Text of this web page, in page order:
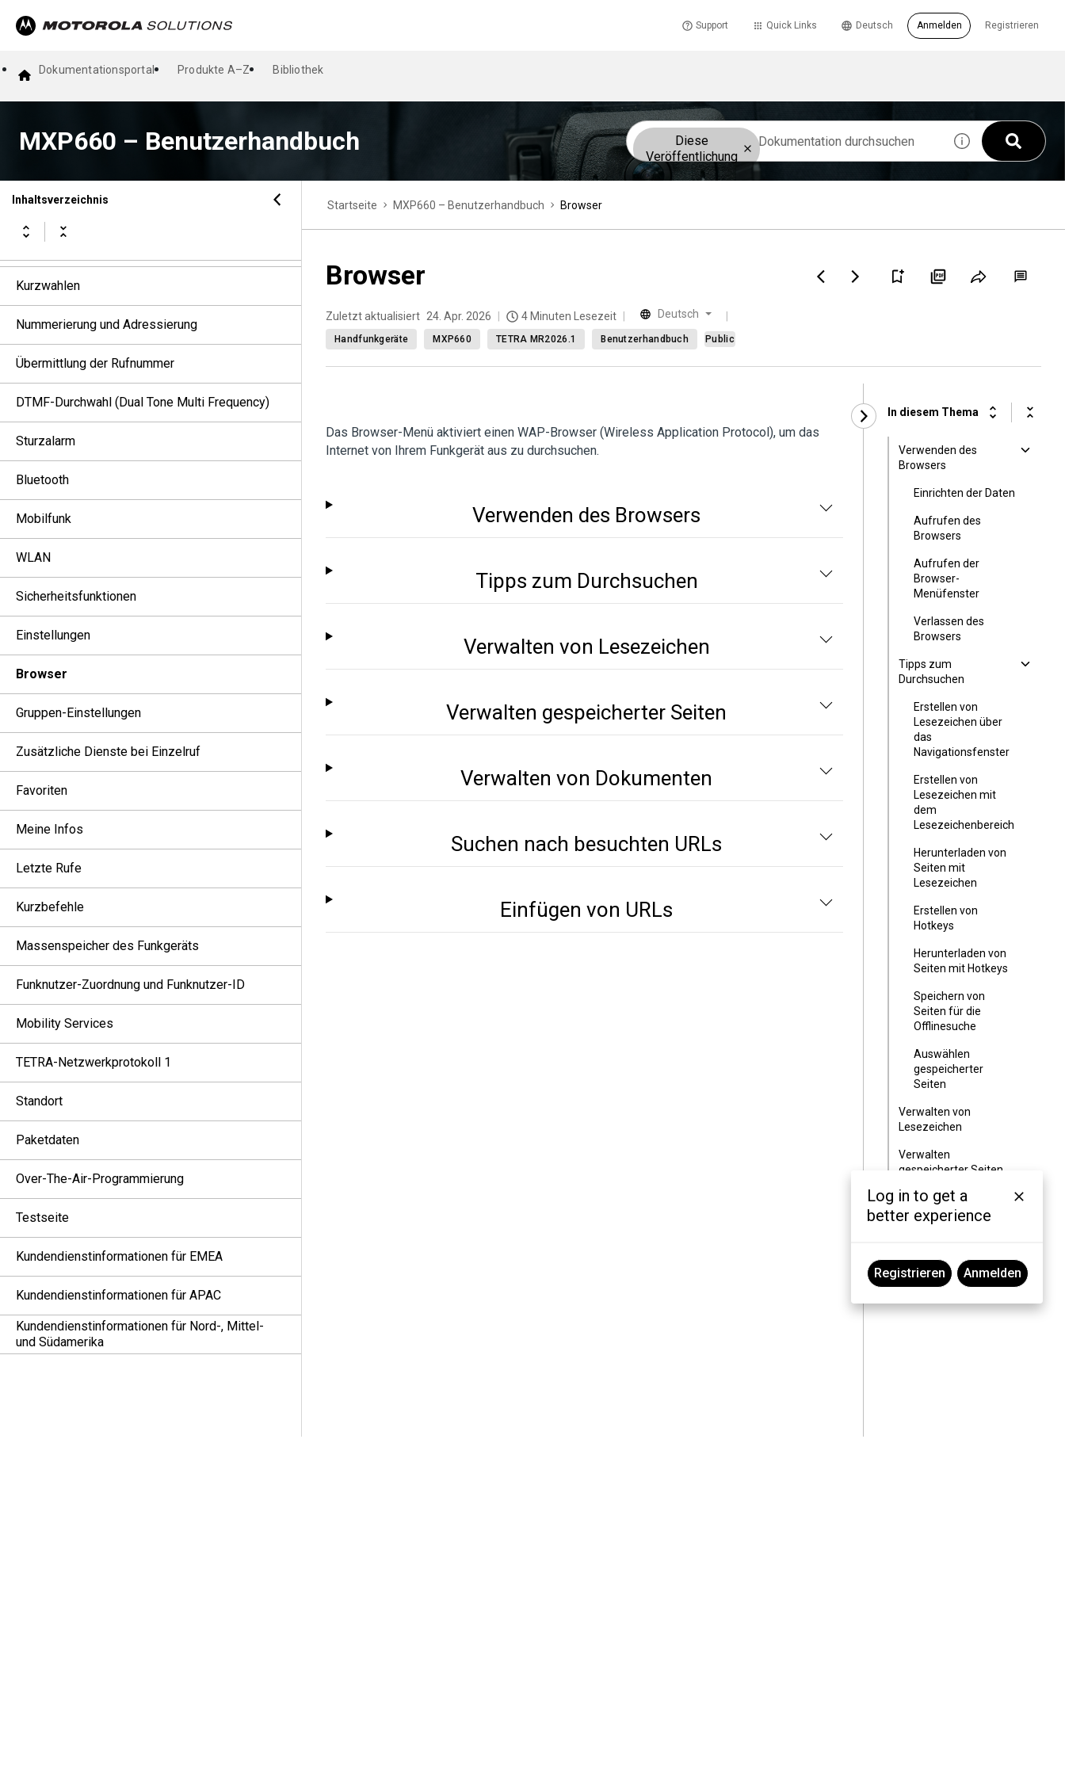
Support Quick Links Registrieren
Deutsch Anmelden
Dokumentationsportal Produkte A–Z Bibliothek
MXP660 – Benutzerhandbuch
Diese
Veröffentlichung
Inhaltsverzeichnis
Gesprächsgruppen
Notfallbetrieb
Nachrichten
Vorfall
Kurzwahlen
Nummerierung und Adressierung
Übermittlung der Rufnummer
DTMF-Durchwahl (Dual Tone Multi Frequency)
Sturzalarm
Bluetooth
Mobilfunk
WLAN
Sicherheitsfunktionen
Einstellungen
Browser
Gruppen-Einstellungen
Zusätzliche Dienste bei Einzelruf
Favoriten
Meine Infos
Letzte Rufe
Kurzbefehle
Massenspeicher des Funkgeräts
Funknutzer-Zuordnung und Funknutzer-ID
Mobility Services
TETRA-Netzwerkprotokoll 1
Standort
Paketdaten
Over-The-Air-Programmierung
Testseite
Kundendienstinformationen für EMEA
Kundendienstinformationen für APAC
Kundendienstinformationen für Nord-, Mittel-
und Südamerika
Startseite MXP660 – Benutzerhandbuch Browser
Browser
Zuletzt aktualisiert 24. Apr. 2026 4 Minuten Lesezeit Deutsch
Handfunkgeräte MXP660 TETRA MR2026.1 Benutzerhandbuch Public
Das Browser-Menü aktiviert einen WAP-Browser (Wireless Application Protocol), um das
Internet von Ihrem Funkgerät aus zu durchsuchen.
Verwenden des Browsers
Tipps zum Durchsuchen
Verwalten von Lesezeichen
Verwalten gespeicherter Seiten
Verwalten von Dokumenten
Suchen nach besuchten URLs
Einfügen von URLs
In diesem Thema
Verwenden des
Browsers
Einrichten der Daten
Aufrufen des
Browsers
Aufrufen der
Browser-
Menüfenster
Verlassen des
Browsers
Tipps zum
Durchsuchen
Erstellen von
Lesezeichen über
das
Navigationsfenster
Erstellen von
Lesezeichen mit
dem
Lesezeichenbereich
Herunterladen von
Seiten mit
Lesezeichen
Erstellen von
Hotkeys
Herunterladen von
Seiten mit Hotkeys
Speichern von
Seiten für die
Offlinesuche
Auswählen
gespeicherter
Seiten
Verwalten von
Lesezeichen
Verwalten
gespeicherter Seiten
Verwalten von
Dokumenten
Einfügen von URLs
Log in to get a
better experience
Registrieren Anmelden